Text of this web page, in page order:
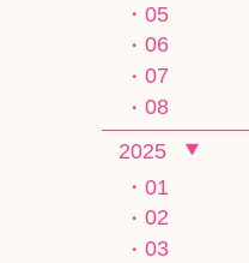
05
06
07
08
2025
01
02
03